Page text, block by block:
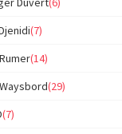
(7)
(14)
(29)
(7)